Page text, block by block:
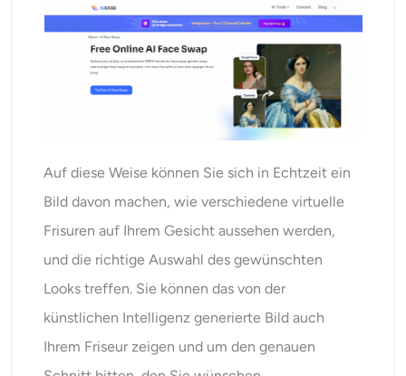
Auf diese Weise können Sie sich in Echtzeit ein
Bild davon machen, wie verschiedene virtuelle
Frisuren auf Ihrem Gesicht aussehen werden,
und die richtige Auswahl des gewünschten
Looks treffen. Sie können das von der
künstlichen Intelligenz generierte Bild auch
Ihrem Friseur zeigen und um den genauen